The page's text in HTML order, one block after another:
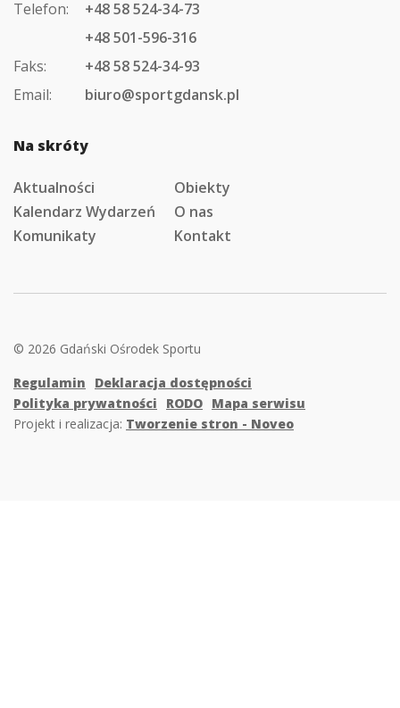
Telefon:
+48 58 524-34-73
+48 501-596-316
Faks:
+48 58 524-34-93
Email:
biuro@sportgdansk.pl
Na skróty
Aktualności
Obiekty
Kalendarz Wydarzeń
O nas
Komunikaty
Kontakt
© 2026 Gdański Ośrodek Sportu
Regulamin
Deklaracja dostępności
Polityka prywatności
RODO Mapa serwisu
Projekt i realizacja: Tworzenie stron - Noveo